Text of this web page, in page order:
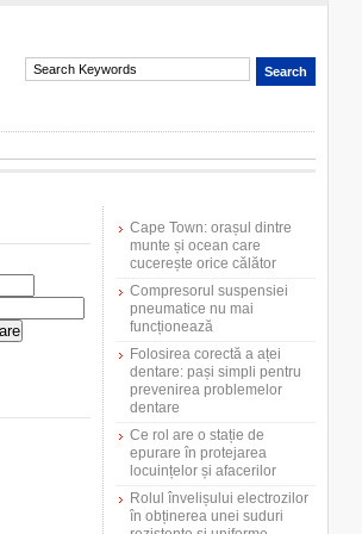
Cape Town: orașul dintre
munte și ocean care
cucerește orice călător
Compresorul suspensiei
pneumatice nu mai
funcționează
Folosirea corectă a aței
dentare: pași simpli pentru
prevenirea problemelor
dentare
Ce rol are o stație de
epurare în protejarea
locuințelor și afacerilor
Rolul învelișului electrozilor
în obținerea unei suduri